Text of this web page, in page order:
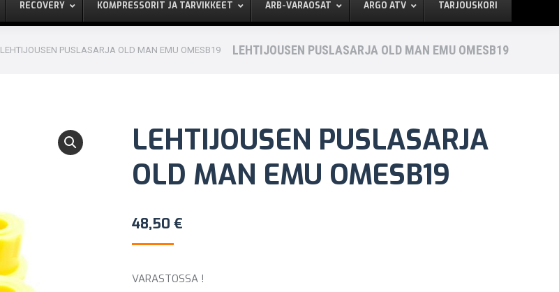
RECOVERY KOMPRESSORIT JA TARVIKKEET ARB-VARAOSAT ARGO ATV TARJOUSKORI
LEHTIJOUSEN PUSLASARJA OLD MAN EMU OMESB19 LEHTIJOUSEN PUSLASARJA OLD MAN EMU OMESB19
LEHTIJOUSEN PUSLASARJA
OLD MAN EMU OMESB19
48,50 €
VARASTOSSA !